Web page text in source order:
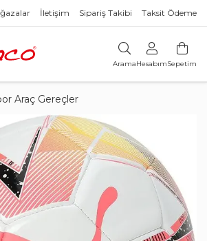
İletişim Sipariş Takibi Taksit Ödeme
AramaHesabımSepetim
Araç Gereçler